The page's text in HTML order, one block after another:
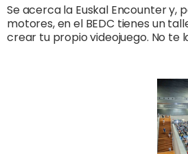
Se acerca la Euskal Encounter y,
motores, en el BEDC tienes un
crear tu propio videojuego. No te